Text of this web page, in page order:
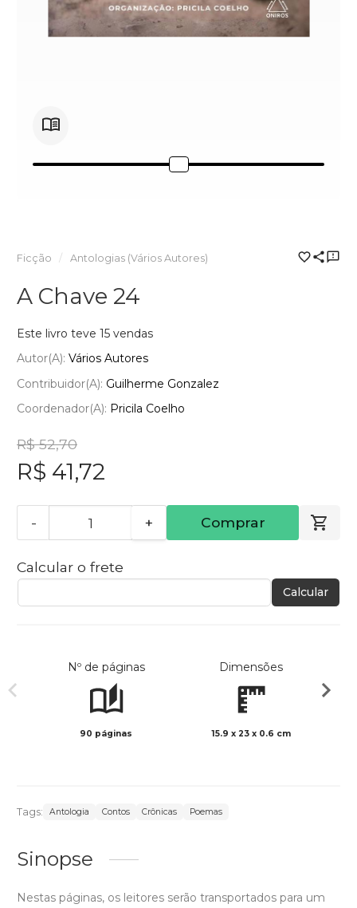
Ficção Antologias (Vários Autores)
A Chave 24
Este livro teve 15 vendas
Autor(a): Vários Autores
Contribuidor(a): Guilherme Gonzalez
Coordenador(a): Pricila Coelho
R$ 52,70
R$ 41,72
- + Comprar
Calcular o frete
Calcular
Nº de páginas
90 páginas
Dimensões
15.9 x 23 x 0.6 cm
Tags: Antologia Contos Crônicas Poemas
Sinopse
Nestas páginas, os leitores serão transportados para um